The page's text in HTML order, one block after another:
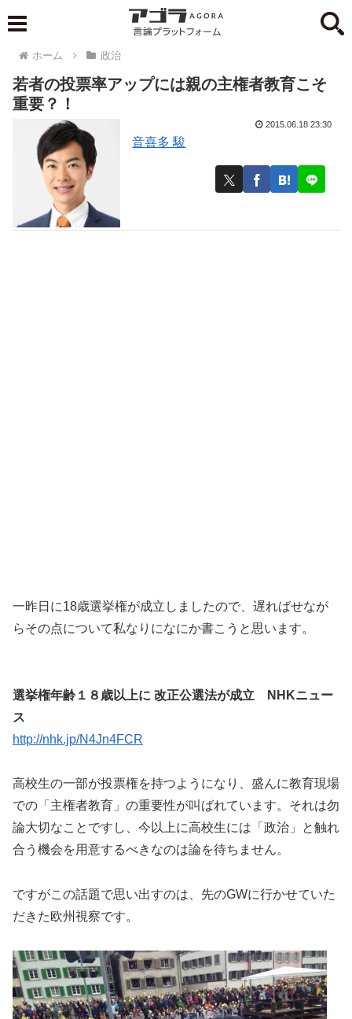
ホーム 政治
若者の投票率アップには親の主権者教育こそ
重要？！
音喜多 駿
2015.06.18 23:30
一昨日に18歳選挙権が成立しましたので、遅ればせなが
らその点について私なりになにか書こうと思います。
選挙権年齢１８歳以上に 改正公選法が成立 NHKニュー
ス
http://nhk.jp/N4Jn4FCR
高校生の一部が投票権を持つようになり、盛んに教育現場
での「主権者教育」の重要性が叫ばれています。それは勿
論大切なことですし、今以上に高校生には「政治」と触れ
合う機会を用意するべきなのは論を待ちません。
ですがこの話題で思い出すのは、先のGWに行かせていた
だきた欧州視察です。